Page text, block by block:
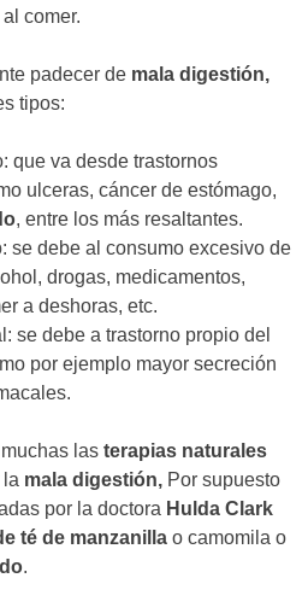
comer.
padecer de mala digestión,
tipos:
que va desde trastornos
ulceras, cáncer de estómago,
, entre los más resaltantes.
se debe al consumo excesivo de
drogas, medicamentos,
a deshoras, etc.
se debe a trastorno propio del
por ejemplo mayor secreción
lasterapias naturales
mala digestión, Por supuesto
por la doctora Hulda Clark
té de manzanilla o camomila o
.